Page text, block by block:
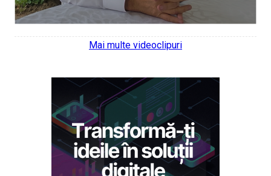
Mai multe videoclipuri